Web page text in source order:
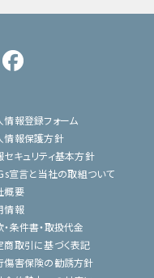
情報登録フォーム
情報保護方針
セキュリティ基本方針
宣言と当社の取組ついて
概要
情報
・条件書・取扱代金
商取引に基づく表記
傷害保険の勧誘方針